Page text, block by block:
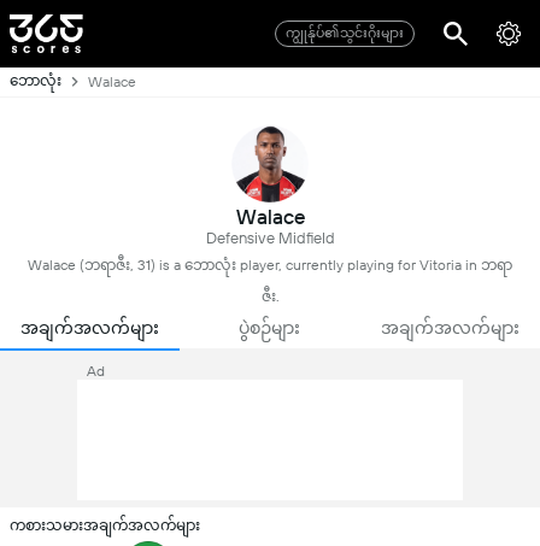
ကျွုန်ုပ်၏သွင်းဂိုးများ
ဘောလုံး Walace
Walace
Defensive Midfield
Walace (ဘရာဇီး, 31) is a ဘောလုံး player, currently playing for Vitoria in ဘရာ
ဇီး.
အချက်အလက်များ ပွဲစဉ်များ အချက်အလက်များ
Ad
ကစားသမားအချက်အလက်များ